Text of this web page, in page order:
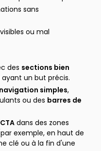
sans
ou mal
des sections bien
un but précis.
simples,
ou des barres de
dans des zones
exemple, en haut de
clé ou à la fin d'une